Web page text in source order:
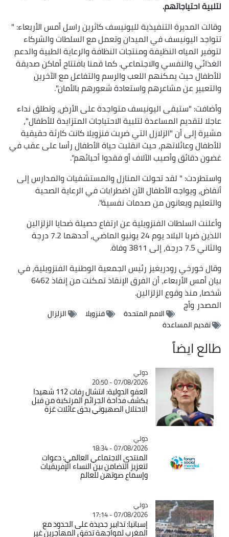
لتلبية احتياجاتهم.
وقالت المديرة التنفيذية لليونيسف كاثرين راسل أمس الأربعاء: "
تتواجد اليونيسف في الميدان وتعمل مع السلطات والشركاء
لتوفير المياه النظيفة ومنتجات النظافة والرعاية الطبية والدعم
الغذائي والنفسي والاجتماعي. كما قمنا بافتتاح أماكن صديقة
للأطفال حيث يمكنهم اللعب والرسم والتفاعل مع الآخرين
والتعبير عن مشاعرهم واستعادة شعورهم بالأمان".
وأضافت: "ستبقى اليونيسف متواجدة على الأرض، وتطلق نداء
عاجلا لتقديم المساعدة لتلبية الاحتياجات المتزايدة للأطفال"،
مشيرة إلى أن "الزلازل التي ضربت فنزويلا كانت كارثة حقيقية
للأطفال وعائلاتهم، حيث انقلبت حياة الأطفال رأسا على عقب في
غضون دقائق وأصيب الآلاف أو فقدوا أحبائهم".
واستطردت: " لقد تحولت المنازل والمستشفيات والمدارس إلى
أنقاض، ويواجه الأطفال الآن اضطرابات في الرعاية الصحية
والتعليم ويعانون من صدمات نفسية".
وأعلنت السلطات الفنزويلية عن ارتفاع حصيلة ضحايا الزلزالين
اللذين ضربا البلاد يوم 24 يونيو الماضي، أحدهما 7.2 درجة
والثاني 7.5 درجة، إلى 3811 وفاة.
وقال خورخي رودريغيز رئيس الجمعية الوطنية الفنزويلية، في
بيان أمس الأربعاء، أن الفرق الإنقاذ تمكنت من إنقاذ 6462
شخصا، منذ وقوع الزلزالين.
المصدروأج
الامم المتحدة فنزويلا
الزلزال
تقديم المساعدة
طالع ايضاً
Catégorie
دولي
07/08/2026 - 20:50
العفو الدولية: انتشال رفات 112 شهيدا
يكشف فداحة الجرائم المرتكبة من قبل
الاحتلال الصهيوني بحق عائلات غزة
Catégorie
دولي
07/08/2026 - 18:34
المنتدى الاجتماعي العالمي: دعوات
لتعزيز التضامن بين النساء الإفريقيات
وإسماع صوتهن للعالم
Catégorie
دولي
07/08/2026 - 17:14
إسبانيا: تدابير جديدة على الحدود مع
المغرب لمواجهة تدفق المهاجرين غير